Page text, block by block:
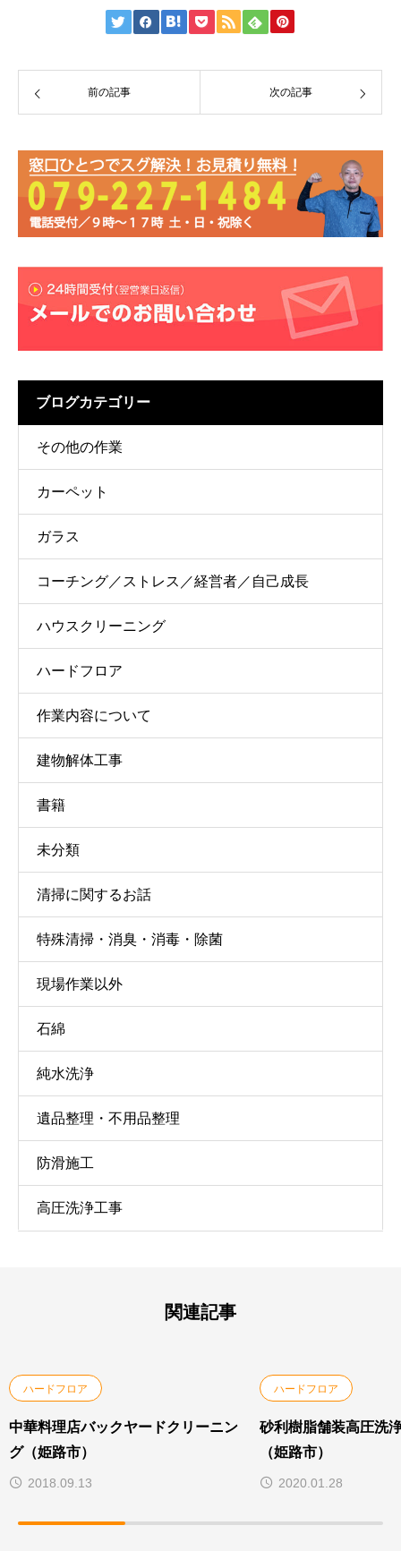
前の記事 次の記事
ブログカテゴリー
その他の作業
カーペット
ガラス
コーチング／ストレス／経営者／自己成長
ハウスクリーニング
ハードフロア
作業内容について
建物解体工事
書籍
未分類
清掃に関するお話
特殊清掃・消臭・消毒・除菌
現場作業以外
石綿
純水洗浄
遺品整理・不用品整理
防滑施工
高圧洗浄工事
関連記事
ハードフロア
中華料理店バックヤードクリーニン
グ（姫路市）
2018.09.13
ハードフロア
砂利樹脂舗装高圧洗
（姫路市）
2020.01.28